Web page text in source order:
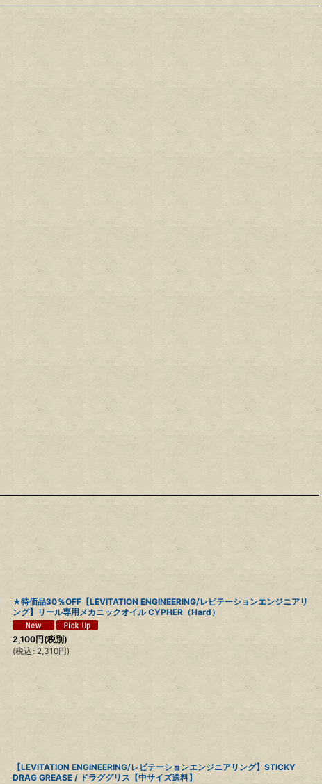
★特価品30％OFF【LEVITATION ENGINEERING/レビテーションエンジニアリ
ング】リール専用メカニックオイル CYPHER（Hard）
2,100円(税別)
(税込 : 2,310円)
【LEVITATION ENGINEERING/レビテーションエンジニアリング】STICKY
DRAG GREASE / ドラググリス【中サイズ送料】